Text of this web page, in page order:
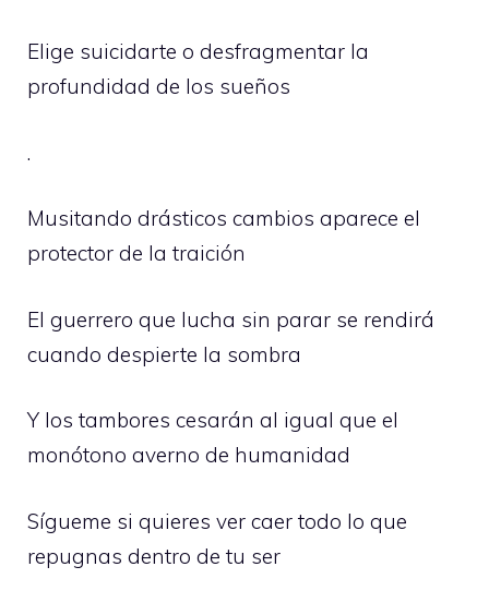
Elige suicidarte o desfragmentar la
profundidad de los sueños
.
Musitando drásticos cambios aparece el
protector de la traición
El guerrero que lucha sin parar se rendirá
cuando despierte la sombra
Y los tambores cesarán al igual que el
monótono averno de humanidad
Sígueme si quieres ver caer todo lo que
repugnas dentro de tu ser